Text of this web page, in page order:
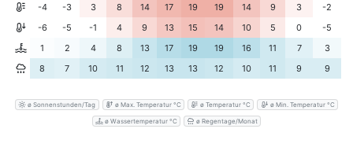
-4
-3 3 8 14 17 19 19 14 9 3
-2
-6
-5 -1 4 9 13 15 14 10 5 0
-5
1
2 4 8 13 17 19 19 16 11 7
3
8
7 10 11 12 13 13 12 10 11 9 9
ø Sonnenstunden/Tag ø Max. Temperatur °C ø Temperatur °C ø Min. Temperatur °C
ø Wassertemperatur °C ø Regentage/Monat